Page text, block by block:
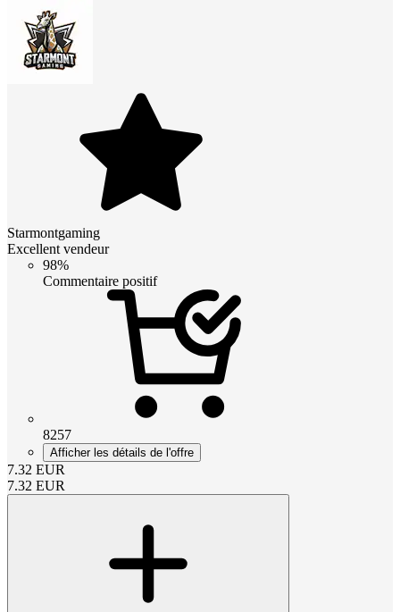
Starmontgaming
Excellent vendeur
98%
Commentaire positif
8257
Afficher les détails de l'offre
7.32 EUR
7.32 EUR